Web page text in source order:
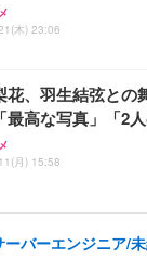
木) 23:06
花、羽生結弦との
最高な写真」「2人
月) 15:58
バーエンジニア/